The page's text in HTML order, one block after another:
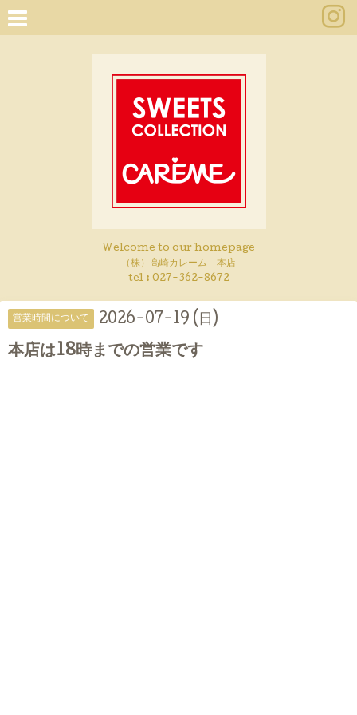
Welcome to our homepage
（株）高崎カレーム 本店
tel : 027-362-8672
営業時間について 2026-07-19 (日)
本店は18時までの営業です